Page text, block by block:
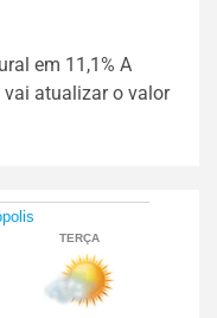
em 11,1% A
atualizar o valor